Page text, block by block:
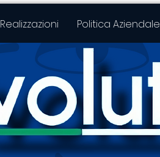
Realizzazioni Politica Aziendale